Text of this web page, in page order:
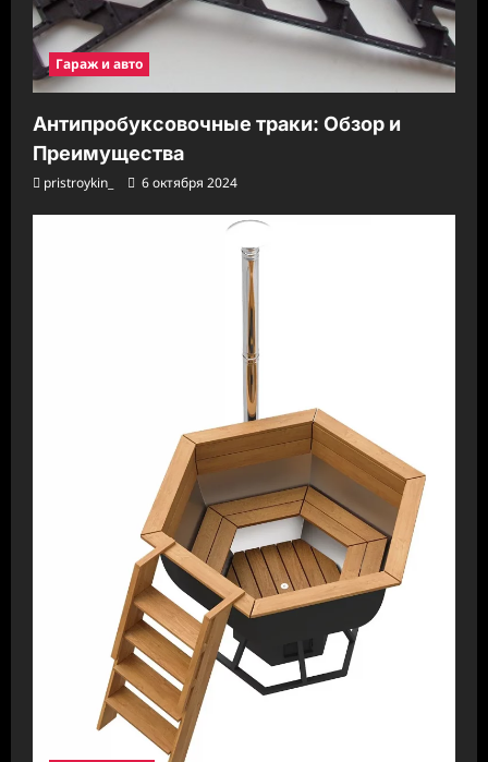
Гараж и авто
Антипробуксовочные траки: Обзор и
Преимущества
pristroykin_ 6 октября 2024